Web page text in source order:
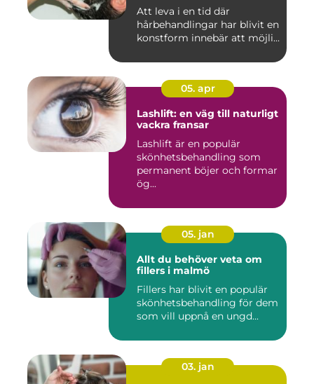
Att leva i en tid där
hårbehandlingar har blivit en
konstform innebär att möjli...
05. apr
Lashlift: en väg till naturligt
vackra fransar
Lashlift är en populär
skönhetsbehandling som
permanent böjer och formar
ög...
05. jan
Allt du behöver veta om
fillers i malmö
Fillers har blivit en populär
skönhetsbehandling för dem
som vill uppnå en ungd...
03. jan